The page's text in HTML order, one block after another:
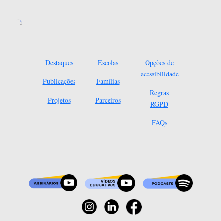
Destaques
Publicações
Projetos
Escolas
Famílias
Parceiros
Opções de
acessibilidade
Regras
RGPD
FAQs